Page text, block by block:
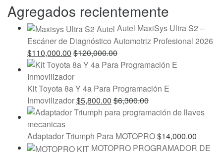
Agregados recientemente
Autel MaxiSys Ultra S2 –
Escáner de Diagnóstico Automotriz Profesional 2026
$110,000.00 $120,000.00
Kit Toyota 8a Y 4a Para Programación E
Inmovilizador$5,800.00 $6,300.00
Adaptador Triumph Para MOTOPRO$14,000.00
MOTOPRO PROGRAMADOR DE